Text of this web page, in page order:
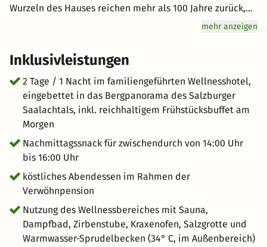
Wurzeln des Hauses reichen mehr als 100 Jahre zurück,
als es als Bauernhaus mit einer kleinen Schankstube
erweitert: Zunächst kam eine gemütliche Gaststube
hinzu, später Gästezimmer, und im Jahr 2000 folgte die
Eröffnung eines modernen Wellnessbereichs. Eingebettet
in die malerische Landschaft des Salzburger
Saalachtales, umgeben von beeindruckenden Bergen
und unberührter Natur, ist das Hotel ein Rückzugsort für
alle, die Erholung und Naturnähe suchen.
mehr anzeigen
Inklusivleistungen
2 Tage / 1 Nacht im familiengeführten Wellnesshotel,
eingebettet in das Bergpanorama des Salzburger
Saalachtals, inkl. reichhaltigem Frühstücksbuffet am
Morgen
Nachmittagssnack für zwischendurch von 14:00 Uhr
bis 16:00 Uhr
köstliches Abendessen im Rahmen der
Verwöhnpension
Nutzung des Wellnessbereiches mit Sauna,
Dampfbad, Zirbenstube, Kraxenofen, Salzgrotte und
Warmwasser-Sprudelbecken (34° C, im Außenbereich)